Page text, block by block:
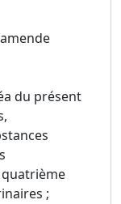
du présent
;